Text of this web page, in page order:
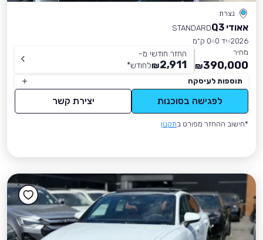
נצרת
אאודי Q3
STANDARD
2026 יד 0
0 ק״מ
מחיר
390,000
₪
החזר חודשי מ-
2,911
₪לחודש*
תוספות לעיסקה
לפגישה בסוכנות יצירת קשר
*חישוב ההחזר מפורט בתקנון